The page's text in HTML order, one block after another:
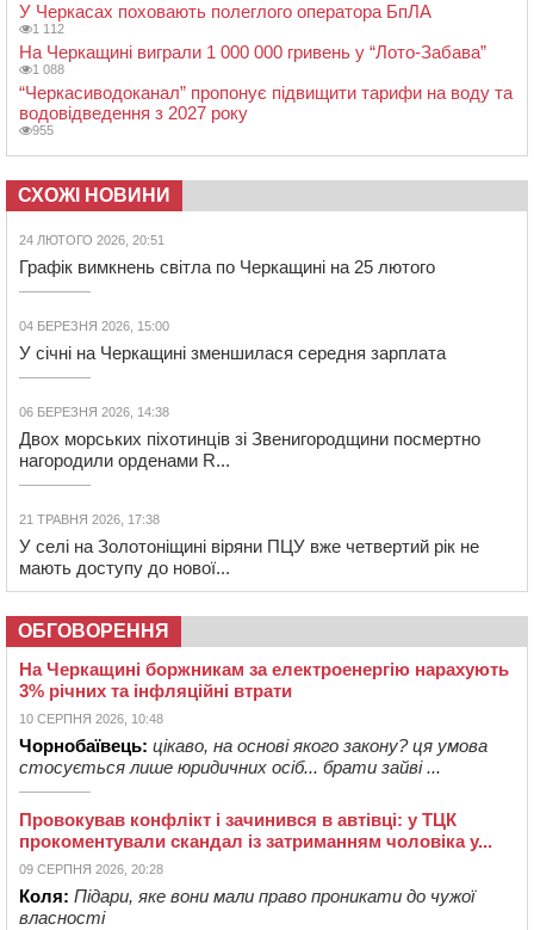
У Черкасах поховають полеглого оператора БпЛА
1 112
На Черкащині виграли 1 000 000 гривень у “Лото-Забава”
1 088
“Черкасиводоканал” пропонує підвищити тарифи на воду та
водовідведення з 2027 року
955
СХОЖІ НОВИНИ
24 ЛЮТОГО 2026, 20:51
Графік вимкнень світла по Черкащині на 25 лютого
04 БЕРЕЗНЯ 2026, 15:00
У січні на Черкащині зменшилася середня зарплата
06 БЕРЕЗНЯ 2026, 14:38
Двох морських піхотинців зі Звенигородщини посмертно
нагородили орденами R...
21 ТРАВНЯ 2026, 17:38
У селі на Золотоніщині віряни ПЦУ вже четвертий рік не
мають доступу до нової...
ОБГОВОРЕННЯ
На Черкащині боржникам за електроенергію нарахують
3% річних та інфляційні втрати
10 СЕРПНЯ 2026, 10:48
Чорнобаївець: цікаво, на основі якого закону? ця умова
стосується лише юридичних осіб... брати зайві ...
Провокував конфлікт і зачинився в автівці: у ТЦК
прокоментували скандал із затриманням чоловіка у...
09 СЕРПНЯ 2026, 20:28
Коля: Підари, яке вони мали право проникати до чужої
власності